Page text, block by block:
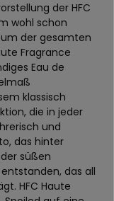
der HFC
wohl schon
der gesamten
Fragrance
Eau de
klassisch
die in jeder
und
das hinter
süßen
das all
HFC Haute